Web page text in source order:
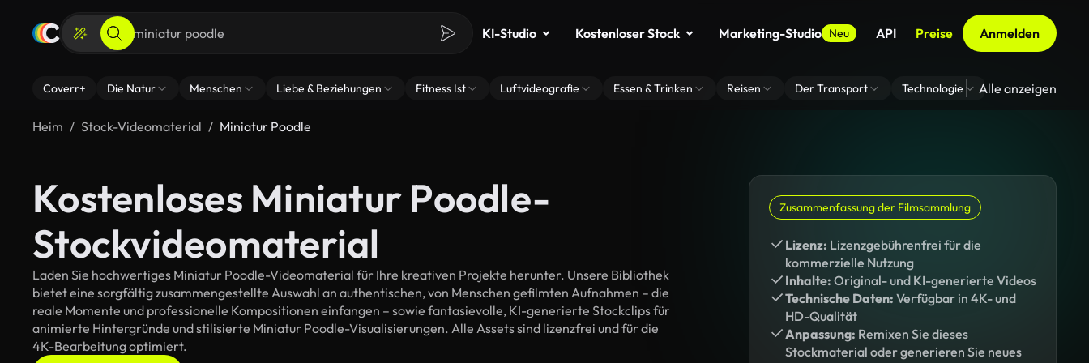
KI-Studio Kostenloser Stock Marketing-Studio Neu API Preise Anmelden
Coverr+ Die Natur Menschen Liebe & Beziehungen Fitness Ist Luftvideografie Essen & Trinken Reisen Der Transport Technologie Zoom Virtuelle
Alle anzeigen
Heim Stock-Videomaterial Miniatur Poodle
Kostenloses Miniatur Poodle-
Stockvideomaterial
Laden Sie hochwertiges Miniatur Poodle-Videomaterial für Ihre kreativen Projekte herunter. Unsere Bibliothek
bietet eine sorgfältig zusammengestellte Auswahl an authentischen, von Menschen gefilmten Aufnahmen – die
reale Momente und professionelle Kompositionen einfangen – sowie fantasievolle, KI-generierte Stockclips für
animierte Hintergründe und stilisierte Miniatur Poodle-Visualisierungen. Alle Assets sind lizenzfrei und für die
4K-Bearbeitung optimiert.
Zusammenfassung der Filmsammlung
Lizenz: Lizenzgebührenfrei für die
kommerzielle Nutzung
Inhalte: Original- und KI-generierte Videos
Technische Daten: Verfügbar in 4K- und
HD-Qualität
Anpassung: Remixen Sie dieses
Stockmaterial oder generieren Sie neues